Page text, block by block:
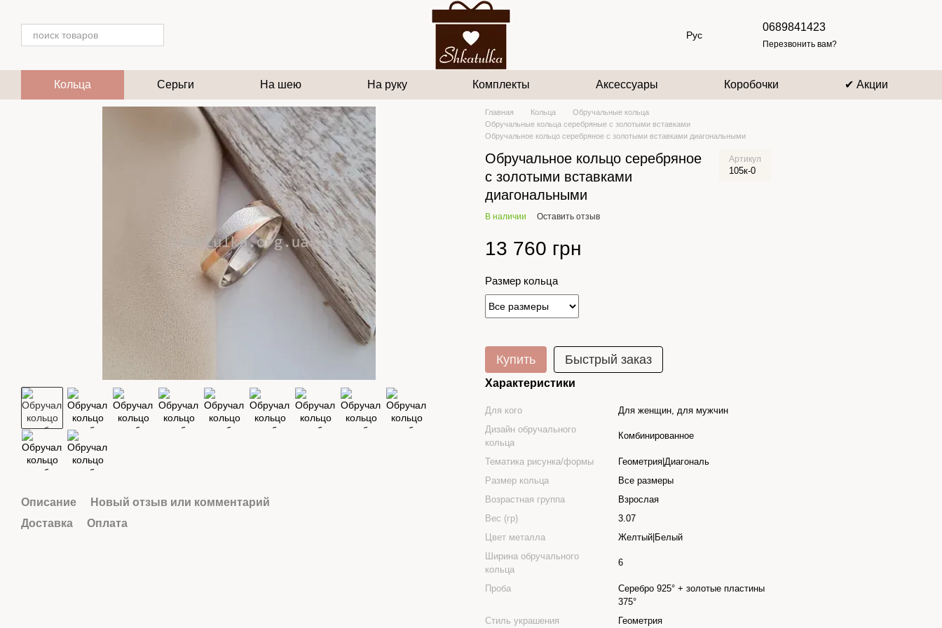
Рус
0689841423
Перезвонить вам?
Кольца Серьги На шею На руку Комплекты Аксессуары Коробочки ✔ Акции
Описание
Новый отзыв или комментарий
Доставка
Оплата
Главная Кольца
Обручальные кольца
Обручальные кольца серебряные с золотыми вставками
Обручальное кольцо серебряное с золотыми вставками диагональными
Обручальное кольцо серебряное
с золотыми вставками
диагональными
Артикул
105к-0
В наличии Оставить отзыв
13 760 грн
Размер кольца
Купить Быстрый заказ
Характеристики
Для кого
Для женщин, для мужчин
Дизайн обручального
кольца
Комбинированное
Тематика рисунка/формы
Геометрия|Диагональ
Размер кольца
Все размеры
Возрастная группа
Взрослая
Вес (гр)
3.07
Цвет металла
Желтый|Белый
Ширина обручального
кольца
6
Проба
Серебро 925° + золотые пластины
375°
Стиль украшения
Геометрия